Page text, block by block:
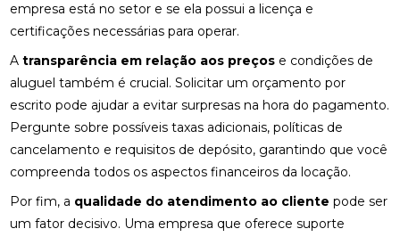
empresa está no setor e se ela possui a licença e
certificações necessárias para operar.
Atransparência em relação aos preços e condições de
aluguel também é crucial. Solicitar um orçamento por
escrito pode ajudar a evitar surpresas na hora do pagamento.
Pergunte sobre possíveis taxas adicionais, políticas de
cancelamento e requisitos de depósito, garantindo que você
compreenda todos os aspectos financeiros da locação.
Por fim, a qualidade do atendimento ao cliente pode ser
um fator decisivo. Uma empresa que oferece suporte